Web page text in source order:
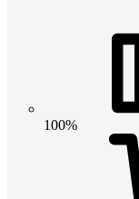
100%